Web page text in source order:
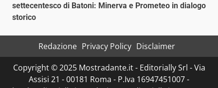
settecentesco di Batoni: Minerva e Prometeo in dialogo
storico
Redazione Privacy Policy Disclaimer
Copyright © 2025 Mostradante.it - Editorially Srl - Via
Assisi 21 - 00181 Roma - P.Iva 16947451007 -